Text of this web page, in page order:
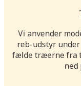
Vi anvender
reb-udstyr
fælde træerne fra
ned